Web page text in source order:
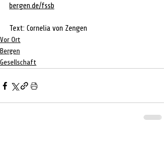
bergen.de/fssb
Text: Cornelia von Zengen
Vor Ort
Bergen
Gesellschaft